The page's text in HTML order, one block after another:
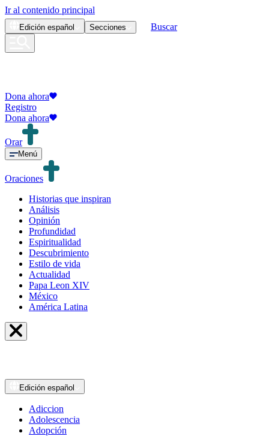
Ir al contenido principal
Edición español Secciones Buscar
Dona ahora
Registro
Dona ahora
Orar
Menú
Oraciones
Historias que inspiran
Análisis
Opinión
Profundidad
Espiritualidad
Descubrimiento
Estilo de vida
Actualidad
Papa Leon XIV
México
América Latina
Edición español
Adiccion
Adolescencia
Adopción